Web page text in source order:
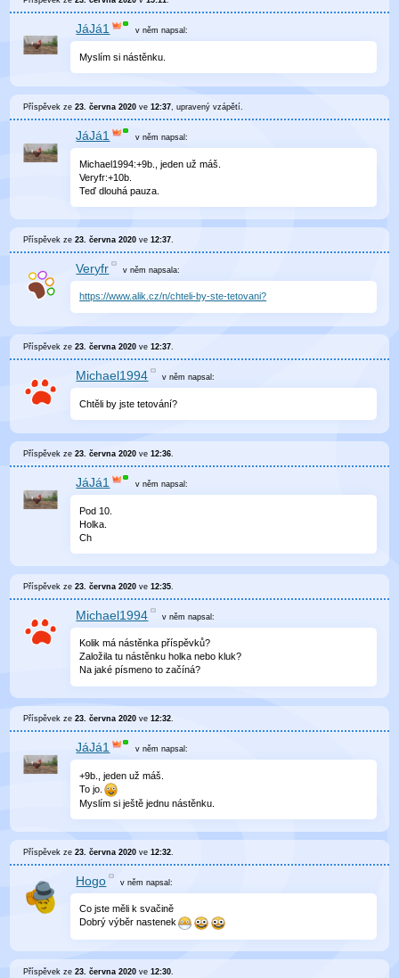
JáJá1 v něm napsal:
Myslím si nástěnku.
Příspěvek ze23. června 2020 ve12:37, upravenývzápětí.
JáJá1 v něm napsal:
Michael1994:+9b., jeden už máš.
Veryfr:+10b.
Teď dlouhá pauza.
Příspěvek ze23. června 2020 ve12:37
Veryfr v němnapsala:
https://www.alik.cz/n/chteli-by-ste-tetovani?
Příspěvek ze23. června 2020 ve12:37.
Michael1994 v němnapsal:
Chtěli by jste tetování?
Příspěvek ze23. června 2020 ve12:36.
JáJá1 v něm napsal:
Pod 10.
Holka.
Ch
Příspěvek ze23. června 2020 ve12:35
Michael1994 v němnapsal:
Kolik má nástěnka příspěvků?
Založila tu nástěnku holka nebo kluk?
Na jaké písmeno to začíná?
Příspěvek ze23. června 2020 ve12:32.
JáJá1 v něm napsal:
+9b., jeden už máš.
To jo.
Myslím si ještě jednu nástěnku.
Příspěvek ze23. června 2020 ve12:32
Hogo v němnapsal:
Co jste měli k svačině
Dobrý výběr nastenek
Příspěvek ze23. června 2020 ve12:30.